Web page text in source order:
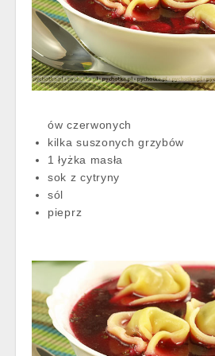
ów czerwonych
kilka suszonych grzybów
1 łyżka masła
sok z cytryny
sól
pieprz